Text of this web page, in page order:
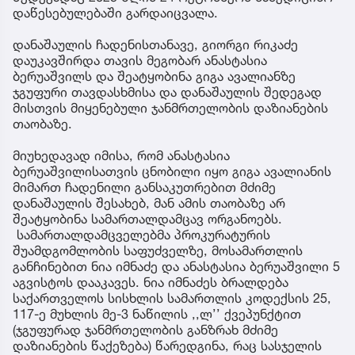
დაწესებულებაში გარდაიცვალა.
დანაშაულის ჩადენისთანავე, გიორგი რიკაძე
დაუკავშირდა თავის მეგობარ ანასტასია
ბერუაშვილს და შეატყობინა გიგა ავალიანზე
ჯგუფური თავდასხმისა და დანაშაულის შედეგად
მისთვის მიყენებული ჯანმრთელობის დაზიანების
თაობაზე.
მიუხედავად იმისა, რომ ანასტასია
ბერუაშვილისათვის ცნობილი იყო გიგა ავალიანის
მიმართ ჩადენილი განსაკუთრებით მძიმე
დანაშაულის შესახებ, მან ამის თაობაზე არ
შეატყობინა სამართალდამცავ ორგანოებს.
სამართალდამცველებმა პროკურატურის
შუამდგომლობის საფუძველზე, მოსამართლის
განჩინებით ნია იმნაძე და ანასტასია ბერუაშვილი 5
აგვისტოს დააკავეს. ნია იმნაძეს ბრალდება
საქართველოს სისხლის სამართლის კოდექსის 25,
117-ე მუხლის მე-3 ნაწილის ,,ლ’’ ქვეპუნქტით
(ჯგუფურად ჯანმრთელობის განზრახ მძიმე
დაზიანების წაქეზება) წარედგინა, რაც სასჯელის